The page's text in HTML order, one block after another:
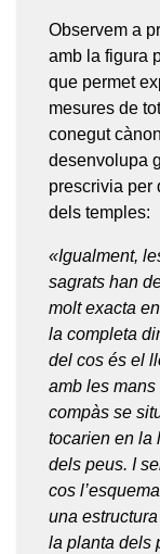
Observem a
amb la figura
que permet
mesures de
conegut
desenvolupa
prescrivia per
dels temples:
«Igualment,
sagrats han
molt exacta
la completa
del cos és el
amb les
compàs se
tocarien en la
dels peus. I
cos
una
la planta dels